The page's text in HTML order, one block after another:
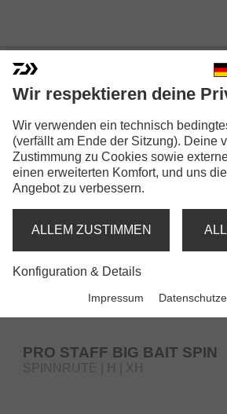
BIG BAIT
PRO STAFF BIG BAIT SPIN
SPINNRUTE | H | XH
Wir respektieren deine
Wir verwenden ein technisch
(verfällt am Ende der Sitzung). Deine
Zustimmung zu Cookies sowie
einen erweiterten Komfort, und uns
Angebot zu verbessern.
ALLEM ZUSTIMMEN
Konfiguration & Details
Impressum